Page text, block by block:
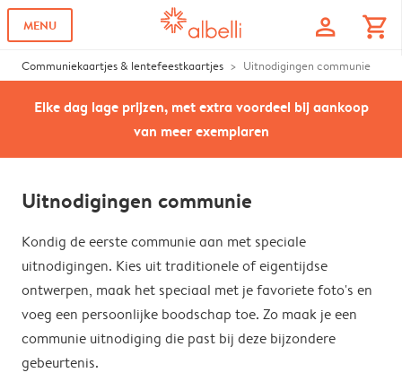
MENU profile shopping_cart
Communiekaartjes & lentefeestkaartjes Uitnodigingen communie
Elke dag lage prijzen, met extra voordeel bij aankoop
van meer exemplaren
Uitnodigingen communie
Kondig de eerste communie aan met speciale
uitnodigingen. Kies uit traditionele of eigentijdse
ontwerpen, maak het speciaal met je favoriete foto's en
voeg een persoonlijke boodschap toe. Zo maak je een
communie uitnodiging die past bij deze bijzondere
gebeurtenis.